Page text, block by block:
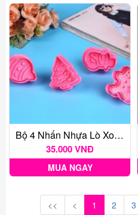
Bộ 4 Nhấn Nhựa Lò Xo Giáng Sinh Noel Hồng
35.000 VNĐ
MUA NGAY
<< < 1 2 3